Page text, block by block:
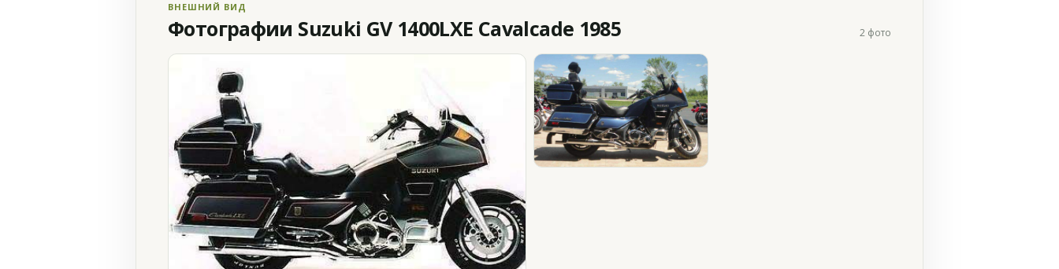
ВНЕШНИЙ ВИД
Фотографии Suzuki GV 1400LXE Cavalcade 1985 2 фото